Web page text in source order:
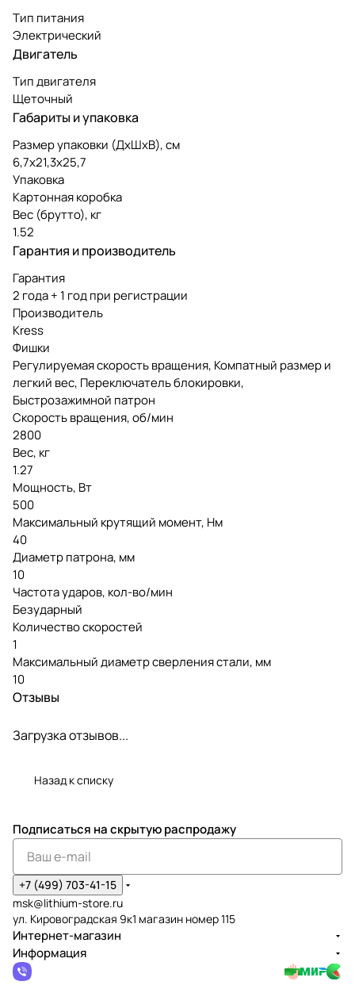
Тип питания
Электрический
Двигатель
Тип двигателя
Щеточный
Габариты и упаковка
Размер упаковки (ДxШxВ), см
6,7х21,3х25,7
Упаковка
Картонная коробка
Вес (брутто), кг
1.52
Гарантия и производитель
Гарантия
2 года + 1 год при регистрации
Производитель
Kress
Фишки
Регулируемая скорость вращения, Компатный размер и
легкий вес, Переключатель блокировки,
Быстрозажимной патрон
Скорость вращения, об/мин
2800
Вес, кг
1.27
Мощность, Вт
500
Максимальный крутящий момент, Нм
40
Диаметр патрона, мм
10
Частота ударов, кол-во/мин
Безударный
Количество скоростей
1
Максимальный диаметр сверления стали, мм
10
Отзывы
Загрузка отзывов...
Назад к списку
Подписаться на скрытую распродажу
+7 (499) 703-41-15
msk@lithium-store.ru
ул. Кировоградская 9к1 магазин номер 115
Интернет-магазин
Информация